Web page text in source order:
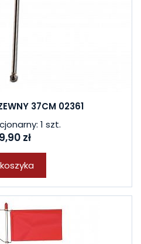
37CM 02361
1 szt.
zł